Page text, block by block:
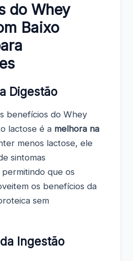
do Whey
Baixo
Digestão
benefícios do Whey
lactose é a melhora na
menos lactose, ele
sintomas
que os
os benefícios da
sem
Ingestão